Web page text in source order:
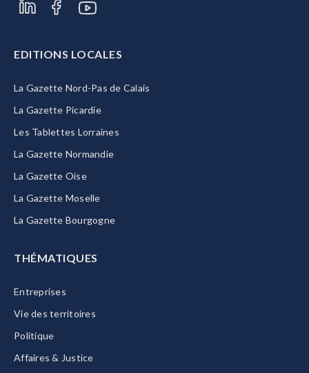
EDITIONS LOCALES
La Gazette Nord-Pas de Calais
La Gazette Picardie
Les Tablettes Lorraines
La Gazette Normandie
La Gazette Oise
La Gazette Moselle
La Gazette Bourgogne
THÉMATIQUES
Entreprises
Vie des territoires
Politique
Affaires & Justice